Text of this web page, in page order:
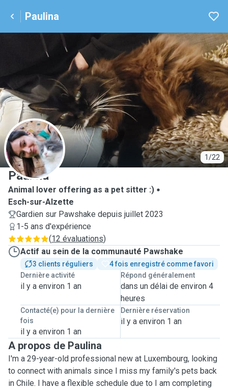
Paulina
1/22
P
Paulina
Animal lover offering as a pet sitter :)
Esch-sur-Alzette
Gardien sur Pawshake depuis juillet 2023
1-5 ans d'expérience
(12 évaluations)
Actif au sein de la communauté Pawshake
3 clients réguliers
4 fois enregistré comme favori
Dernière activité
il y a environ 1 an
Répond généralement
dans un délai de environ 4
heures
Contacté(e) pour la dernière
fois
il y a environ 1 an
Dernière réservation
il y a environ 1 an
A propos de Paulina
I'm a 29-year-old professional new at Luxembourg, looking
to connect with animals since I miss my family's pets back
in Chile. I have a flexible schedule due to I am completing